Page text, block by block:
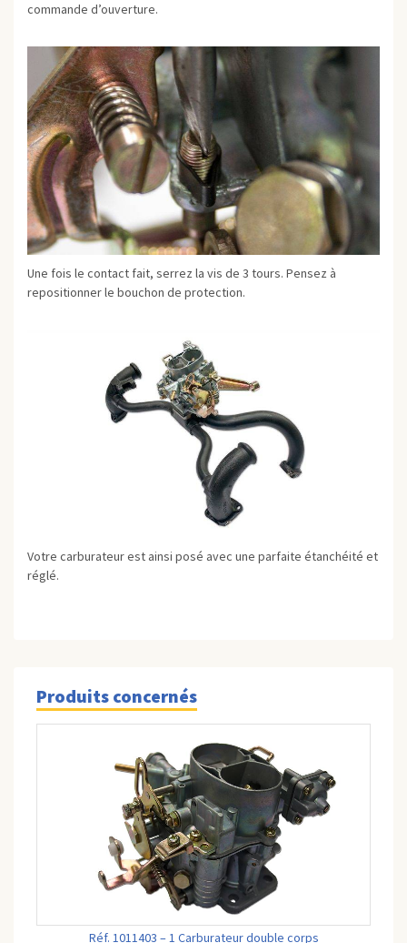
commande d’ouverture.
Une fois le contact fait, serrez la vis de 3 tours. Pensez à
repositionner le bouchon de protection.
Votre carburateur est ainsi posé avec une parfaite étanchéité et
réglé.
Produits concernés
Réf. 1011403 – 1 Carburateur double corps